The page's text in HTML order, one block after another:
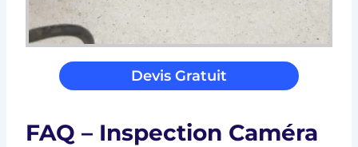
Devis Gratuit
FAQ – Inspection Caméra